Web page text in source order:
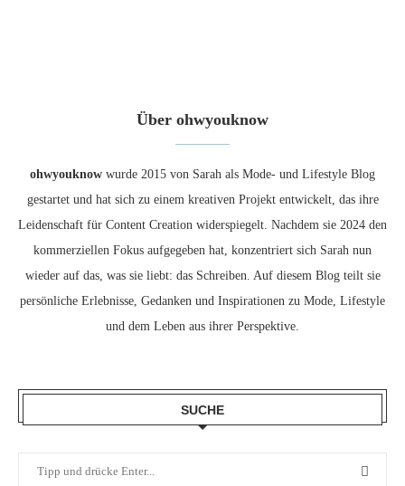
Über ohwyouknow
ohwyouknow wurde 2015 von Sarah als Mode- und Lifestyle Blog
gestartet und hat sich zu einem kreativen Projekt entwickelt, das ihre
Leidenschaft für Content Creation widerspiegelt. Nachdem sie 2024 den
kommerziellen Fokus aufgegeben hat, konzentriert sich Sarah nun
wieder auf das, was sie liebt: das Schreiben. Auf diesem Blog teilt sie
persönliche Erlebnisse, Gedanken und Inspirationen zu Mode, Lifestyle
und dem Leben aus ihrer Perspektive.
SUCHE